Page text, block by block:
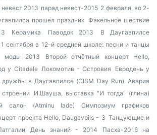
2013 парад невест-2015 2 февраля, во 2-
прошел праздник Факельное шествие
Керамика Паводок 2013
В Даугавпилсе
1 сентября в 12-й средней школе: песни и танцы
моды 2013
Второй отчётный концерт Hello,
у Citadele Локомотив - Островия
Евродень у
дружбы в Даугавпилсе (CISM Day Run) Авария
И.Шауша, выставка "И тогда" (глина)
салон (Atminu lade) Симпозиум графиков
проекта Hello, Daugavpils - 3 Танцующие и
День знаний - 2014
Пасха-2016 на